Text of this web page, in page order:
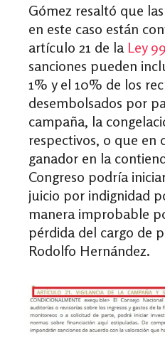
Gómez resaltó que
en este caso están
artículo 21 de la Ley
sanciones pueden
1% y el 10% de los
desembolsados por
campaña, la
respectivos, o que en
ganador en la
Congreso podría
juicio por indignidad
manera improbable
pérdida del cargo de
Rodolfo Hernández.